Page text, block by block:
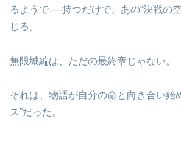
るようで──持つだけで、あの“決戦の
じる。
無限城編は、ただの最終章じゃない。
それは、物語が自分の命と向き合い始
ス”だった。